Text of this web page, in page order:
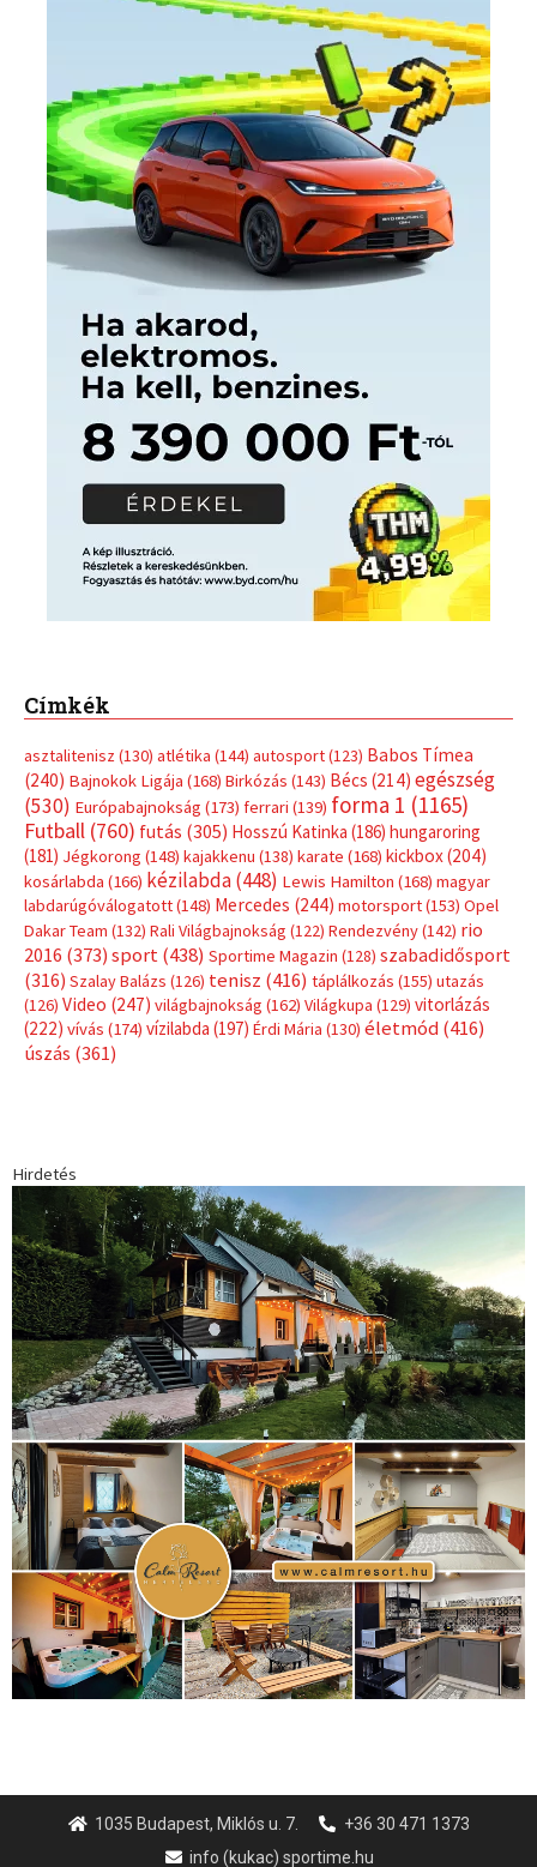
Címkék
asztalitenisz (130) atlétika (144) autosport(123) Babos Tímea
(240) Bajnokok Ligája (168) Birkózás (143) Bécs (214) egészség
(530) Európabajnokság (173) ferrari (139) forma 1 (1165)
Futball (760) futás (305) Hosszú Katinka (186) hungaroring
(181) Jégkorong (148) kajakkenu (138) karate (168) kickbox(204)
kosárlabda (166) kézilabda(448) Lewis Hamilton (168) magyar
labdarúgóválogatott(148) Mercedes (244) motorsport(153) Opel
Dakar Team (132) Rali Világbajnokság (122) Rendezvény(142) rio
2016 (373) sport(438) Sportime Magazin (128) szabadidősport
(316) Szalay Balázs (126) tenisz (416) táplálkozás (155) utazás
(126) Video (247) világbajnokság (162) Világkupa (129) vitorlázás
(222) vívás (174) vízilabda (197) Érdi Mária (130) életmód(416)
úszás (361)
Hirdetés
1035 Budapest, Miklós u. 7.
+36 30 471 1373
info (kukac) sportime.hu